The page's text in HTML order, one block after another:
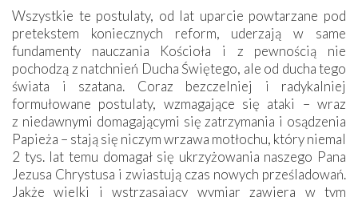
Wszystkie te postulaty, od lat uparcie powtarzane pod
pretekstem koniecznych reform, uderzają w same
fundamenty nauczania Kościoła i z pewnością nie
pochodzą z natchnień Ducha Świętego, ale od ducha tego
świata i szatana. Coraz bezczelniej i radykalniej
formułowane postulaty, wzmagające się ataki – wraz
z niedawnymi domagającymi się zatrzymania i osądzenia
Papieża – stają się niczym wrzawa motłochu, który niemal
2 tys. lat temu domagał się ukrzyżowania naszego Pana
Jezusa Chrystusa i zwiastują czas nowych prześladowań.
Jakże wielki i wstrząsający wymiar zawiera w tym